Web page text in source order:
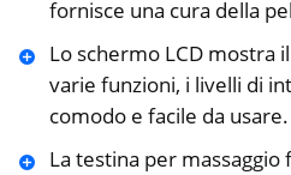
fornisce una cura della
Lo schermo LCD mostra
varie funzioni, i livelli di
comodo e facile da usare.
La testina per massaggio